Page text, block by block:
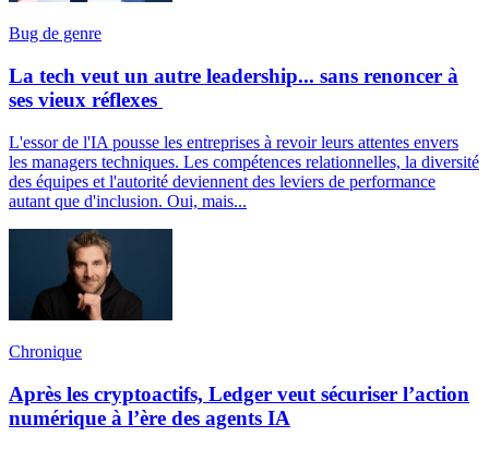
Bug de genre
La tech veut un autre leadership... sans renoncer à
ses vieux réflexes
L'essor de l'IA pousse les entreprises à revoir leurs attentes envers
les managers techniques. Les compétences relationnelles, la diversité
des équipes et l'autorité deviennent des leviers de performance
autant que d'inclusion. Oui, mais...
Chronique
Après les cryptoactifs, Ledger veut sécuriser l’action
numérique à l’ère des agents IA